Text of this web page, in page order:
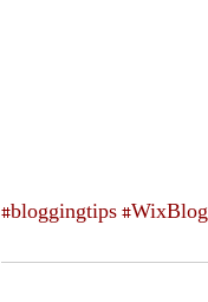
#bloggingtips #WixBlog